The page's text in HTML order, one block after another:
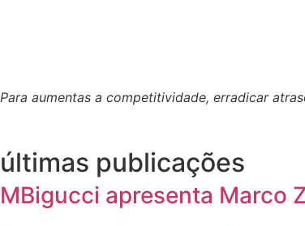
Para aumentas a competitividade, erradicar
últimas publicações
MBigucci apresenta Marco